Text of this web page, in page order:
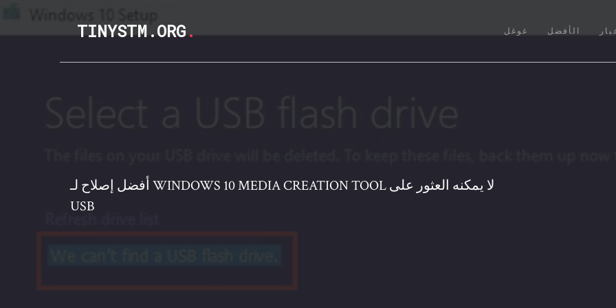
TINYSTM.ORG. الأفضل غوغل
أفضل إصلاح لـ WINDOWS 10 MEDIA CREATION TOOL لا يمكنه العثور على
USB